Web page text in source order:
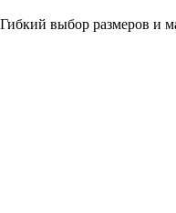
выбор размеров и